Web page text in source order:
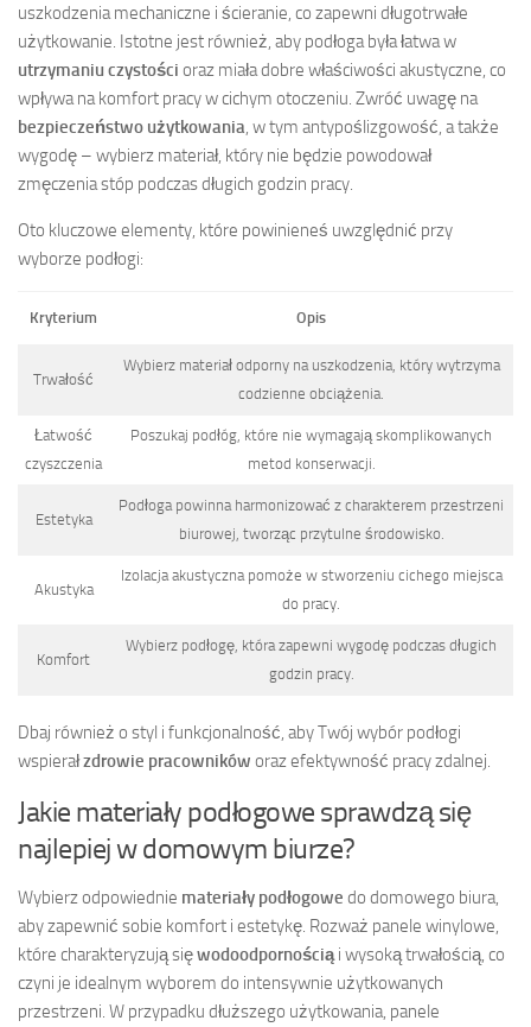
uszkodzenia mechaniczne i ścieranie, co zapewni długotrwałe
użytkowanie. Istotne jest również, aby podłoga była łatwa w
utrzymaniu czystości oraz miała dobre właściwości akustyczne, co
wpływa na komfort pracy w cichym otoczeniu. Zwróć uwagę na
bezpieczeństwo użytkowania , w tym antypoślizgowość, a także
wygodę – wybierz materiał, który nie będzie powodował
zmęczenia stóp podczas długich godzin pracy.
Oto kluczowe elementy, które powinieneś uwzględnić przy
wyborze podłogi:
Kryterium Opis
Trwałość
Wybierz materiał odporny na uszkodzenia, który wytrzyma
codzienne obciążenia.
Łatwość
czyszczenia
Poszukaj podłóg, które nie wymagają skomplikowanych
metod konserwacji.
Estetyka
Podłoga powinna harmonizować z charakterem przestrzeni
biurowej, tworząc przytulne środowisko.
Akustyka
Izolacja akustyczna pomoże w stworzeniu cichego miejsca
do pracy.
Komfort
Wybierz podłogę, która zapewni wygodę podczas długich
godzin pracy.
Dbaj również o styl i funkcjonalność, aby Twój wybór podłogi
wspierałzdrowie pracowników oraz efektywność pracy zdalnej.
Jakie materiały podłogowe sprawdzą się
najlepiej w domowym biurze?
Wybierz odpowiednie materiały podłogowe do domowego biura,
aby zapewnić sobie komfort i estetykę. Rozważ panele winylowe,
które charakteryzują sięwodoodpornościąi wysoką trwałością, co
czyni je idealnym wyborem do intensywnie użytkowanych
przestrzeni. W przypadku dłuższego użytkowania, panele